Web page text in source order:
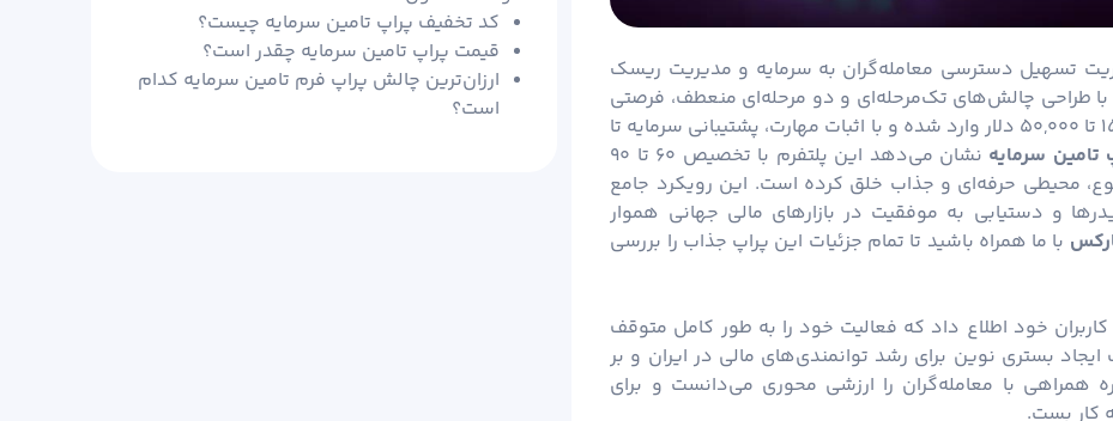
تسهیل دسترسی معامله‌گران به سرمایه و مدیریت ریسک
با طراحی چالش‌های تک‌مرحله‌ای و دو مرحله‌ای منعطف، فرصتی
را فراهم می‌آورد تا تریدرها با سرمایه اولیه ۱۵۰۰ تا ۵۰,۰۰۰ دلار وارد شده و با اثبات مهارت، پشتیبانی سرمایه تا
تامین سرمایه
نشان می‌دهد این پلتفرم با تخصیص ۶۰ تا ۹۰
محیطی حرفه‌ای و جذاب خلق کرده است. این رویکرد جامع
و دستیابی به موفقیت در بازارهای مالی جهانی هموار
با ما همراه باشید تا تمام جزئیات این پراپ جذاب را بررسی
خود اطلاع داد که فعالیت خود را به ‌طور کامل متوقف
بستری نوین برای رشد توانمندی‌های مالی در ایران و بر
همراهی با معامله‌گران را ارزشی محوری می‌دانست و برای
کار بست.
کد تخفیف پراپ تامین سرمایه چیست؟
قیمت پراپ تامین سرمایه چقدر است؟
ارزان‌ترین چالش پراپ فرم تامین سرمایه کدام
است؟